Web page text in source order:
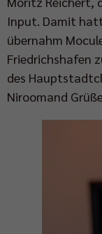
Input. Damit
übernahm
Friedrichshafen
des
Niroomand